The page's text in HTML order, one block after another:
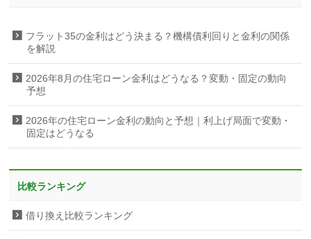
フラット35の金利はどう決まる？機構債利回りと金利の関係
を解説
2026年8月の住宅ローン金利はどうなる？変動・固定の動向
予想
2026年の住宅ローン金利の動向と予想｜利上げ局面で変動・
固定はどうなる
比較ランキング
借り換え比較ランキング